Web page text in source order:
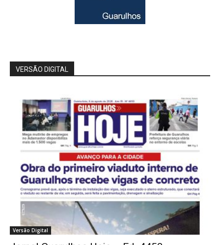
VERSÃO DIGITAL
Versão Digital